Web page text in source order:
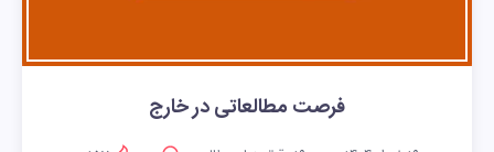
فرصت مطالعاتی در خارج